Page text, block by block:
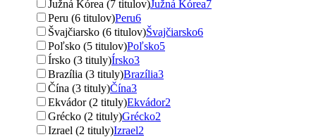
Južná Kórea (7 titulov)Južná Kórea7
Peru (6 titulov)Peru6
Švajčiarsko (6 titulov)Švajčiarsko6
Poľsko (5 titulov)Poľsko5
Írsko (3 tituly)Írsko3
Brazília (3 tituly)Brazília3
Čína (3 tituly)Čína3
Ekvádor (2 tituly)Ekvádor2
Grécko (2 tituly)Grécko2
Izrael (2 tituly)Izrael2